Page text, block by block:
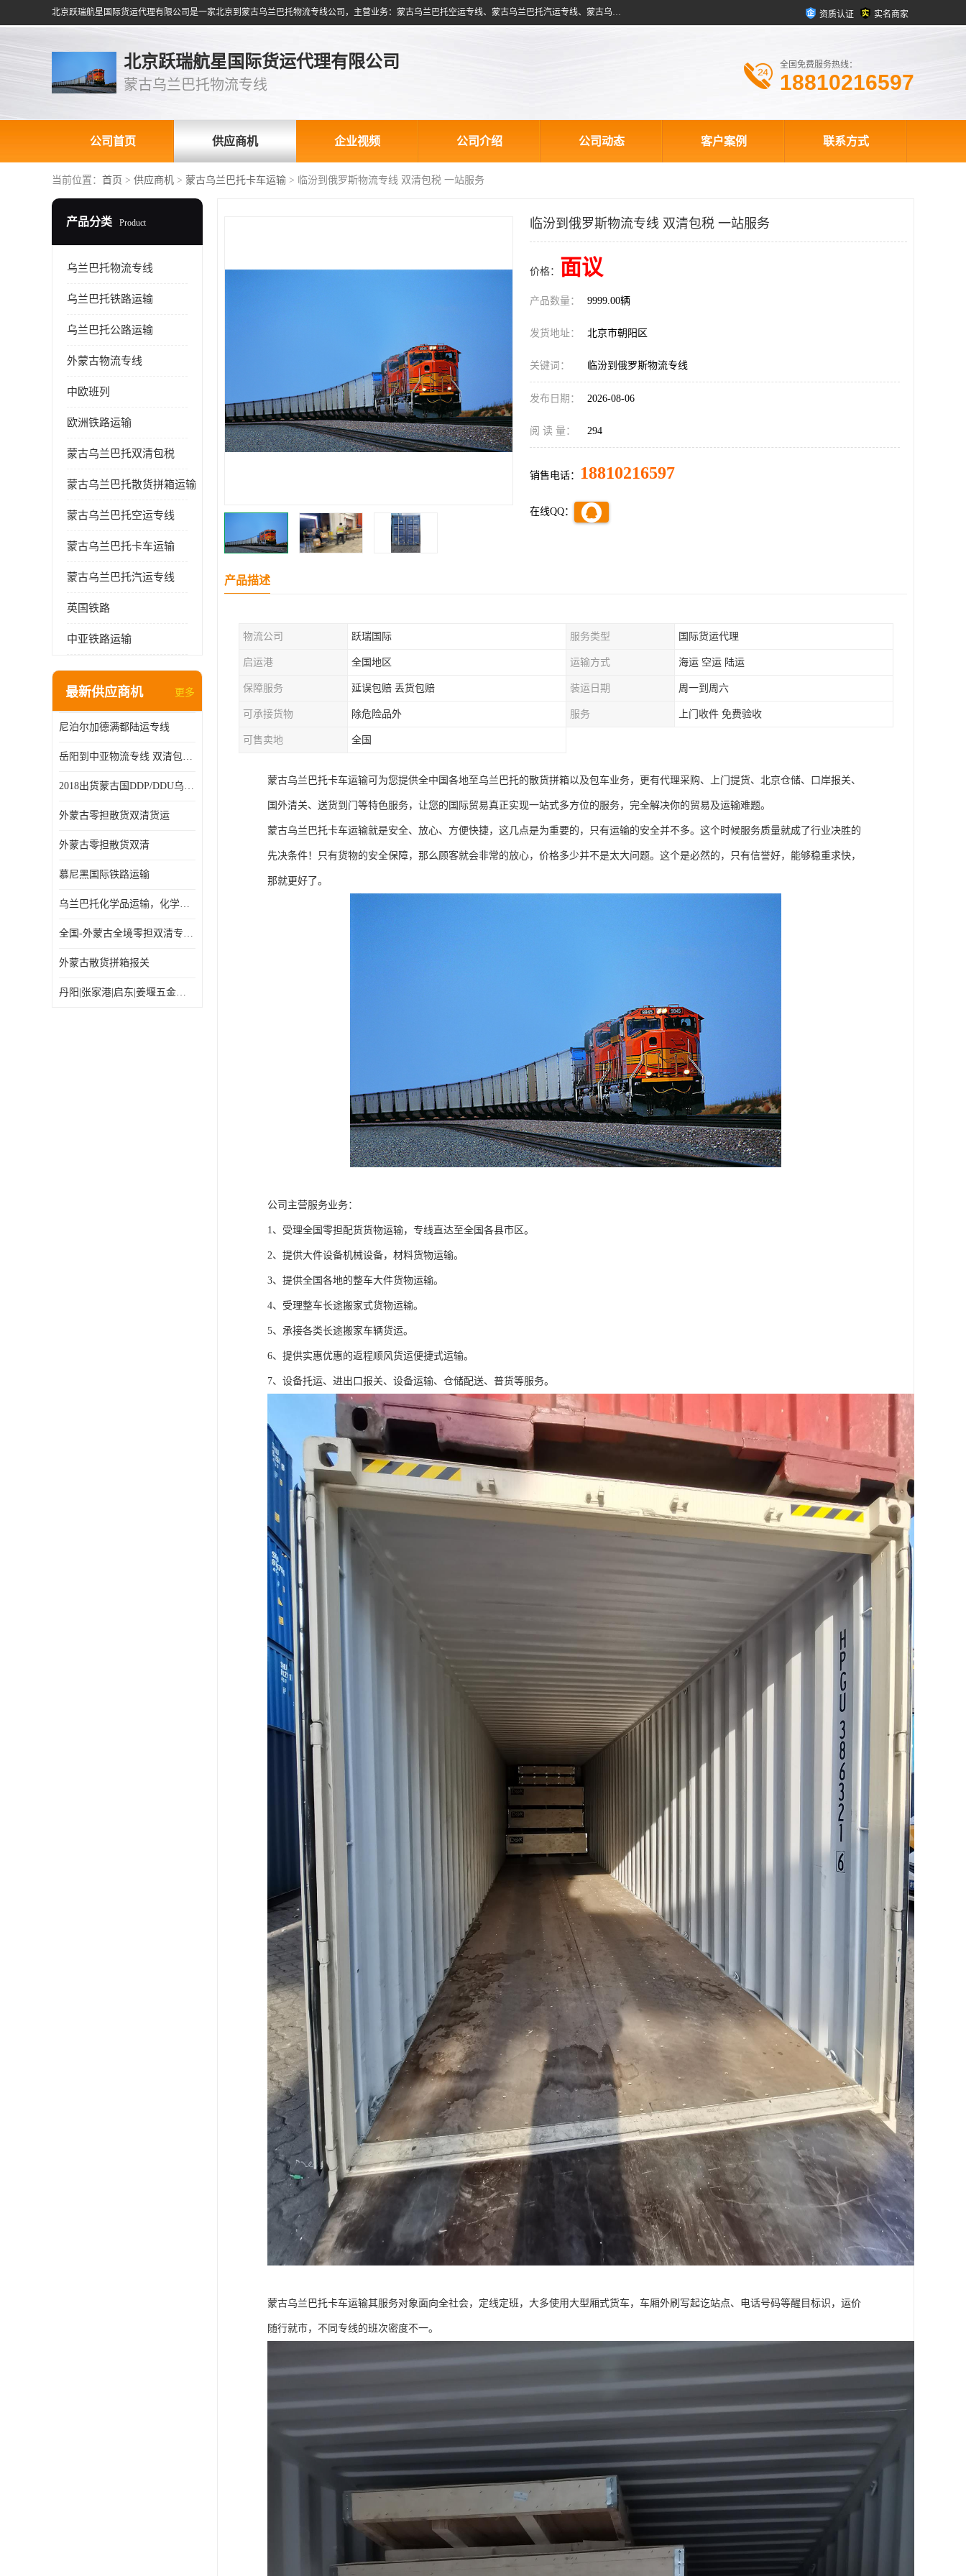
北京跃瑞航星国际货运代理有限公司是一家北京到蒙古乌兰巴托物流专线公司，主营业务：蒙古乌兰巴托空运专线、蒙古乌兰巴托汽运专线、蒙古乌兰巴托散货拼箱、蒙古乌兰巴托双清包税、蒙古乌兰巴托铁路运输等运输服务。以北京为中心服务于全国各地，运输能力及代理网络覆盖蒙古、俄罗斯、中亚五国各主要城市及站点。 资质认证 实名商家
北京跃瑞航星国际货运代理有限公司
蒙古乌兰巴托物流专线
全国免费服务热线：
18810216597
公司首页 供应商机 企业视频 公司介绍 公司动态 客户案例 联系方式
当前位置： 首页 > 供应商机 > 蒙古乌兰巴托卡车运输 > 临汾到俄罗斯物流专线 双清包税 一站服务
产品分类 Product
乌兰巴托物流专线
乌兰巴托铁路运输
乌兰巴托公路运输
外蒙古物流专线
中欧班列
欧洲铁路运输
蒙古乌兰巴托双清包税
蒙古乌兰巴托散货拼箱运输
蒙古乌兰巴托空运专线
蒙古乌兰巴托卡车运输
蒙古乌兰巴托汽运专线
英国铁路
中亚铁路运输
最新供应商机 更多
尼泊尔加德满都陆运专线
岳阳到中亚物流专线 双清包税 一站服务
2018出货蒙古国DDP/DDU乌兰巴托双清国际物流专线
外蒙古零担散货双清货运
外蒙古零担散货双清
慕尼黑国际铁路运输
乌兰巴托化学品运输，化学品怎么运到乌兰巴托
全国-外蒙古全境零担双清专线/外蒙古DDP双清
外蒙古散货拼箱报关
丹阳|张家港|启东|姜堰五金机电工具出口乌兰巴托怎么运输较划算
临汾到俄罗斯物流专线 双清包税 一站服务
价格： 面议
产品数量： 9999.00辆
发货地址： 北京市朝阳区
关键词： 临汾到俄罗斯物流专线
发布日期： 2026-08-06
阅 读 量： 294
销售电话： 18810216597
在线QQ：
产品描述
物流公司 跃瑞国际 服务类型 国际货运代理
启运港 全国地区 运输方式 海运 空运 陆运
保障服务 延误包赔 丢货包赔 装运日期 周一到周六
可承接货物 除危险品外 服务 上门收件 免费验收
可售卖地 全国
蒙古乌兰巴托卡车运输可为您提供全中国各地至乌兰巴托的散货拼箱以及包车业务，更有代理采购、上门提货、北京仓储、口岸报关、
国外清关、送货到门等特色服务，让您的国际贸易真正实现一站式多方位的服务，完全解决你的贸易及运输难题。
蒙古乌兰巴托卡车运输就是安全、放心、方便快捷，这几点是为重要的，只有运输的安全并不多。这个时候服务质量就成了行业决胜的
先决条件！只有货物的安全保障，那么顾客就会非常的放心，价格多少并不是太大问题。这个是必然的，只有信誉好，能够稳重求快，
那就更好了。
公司主营服务业务：
1、受理全国零担配货货物运输，专线直达至全国各县市区。
2、提供大件设备机械设备，材料货物运输。
3、提供全国各地的整车大件货物运输。
4、受理整车长途搬家式货物运输。
5、承接各类长途搬家车辆货运。
6、提供实惠优惠的返程顺风货运便捷式运输。
7、设备托运、进出口报关、设备运输、仓储配送、普货等服务。
蒙古乌兰巴托卡车运输其服务对象面向全社会，定线定班，大多使用大型厢式货车，车厢外刷写起讫站点、电话号码等醒目标识，运价
随行就市，不同专线的班次密度不一。